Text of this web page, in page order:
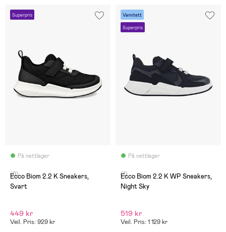
Superpris
På nettlager
(0)
Ecco Biom 2.2 K Sneakers,
Svart
449 kr
Veil. Pris: 929 kr
Vanntett
Superpris
På nettlager
(1)
Ecco Biom 2.2 K WP Sneakers,
Night Sky
519 kr
Veil. Pris: 1 129 kr